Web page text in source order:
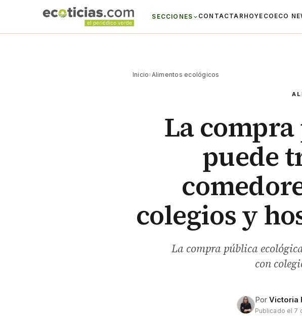
SECCIONES CONTACTAR HOYECO ECO
Inicio›Alimentos ecológicos
La
puede
colegios y
La compra pública
con
Por Victoria
Publicado el 7